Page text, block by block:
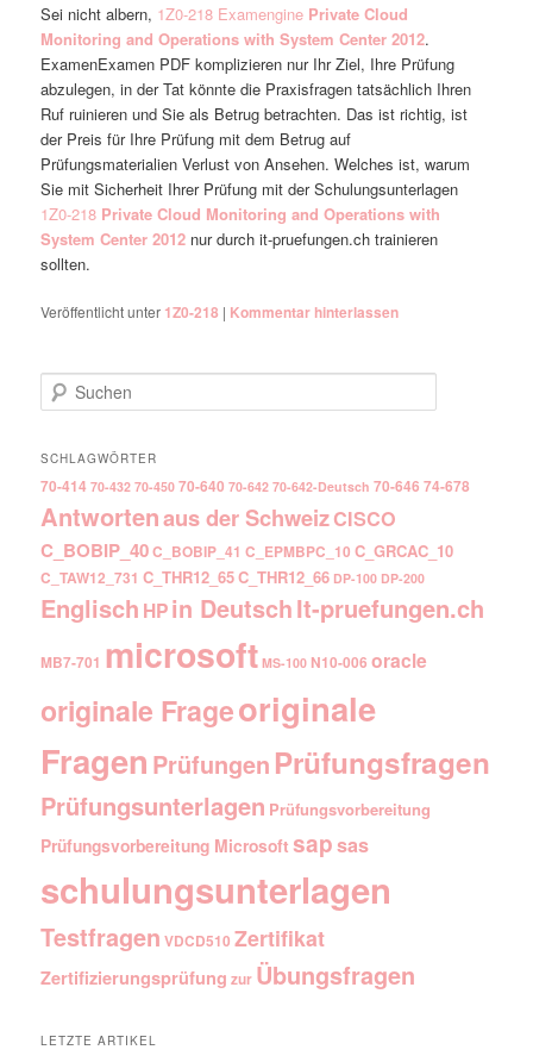
Sei nicht albern, 1Z0-218 Examengine Private Cloud
Monitoring and Operations with System Center 2012.
ExamenExamen PDF komplizieren nur Ihr Ziel, Ihre Prüfung
abzulegen, in der Tat könnte die Praxisfragen tatsächlich Ihren
Ruf ruinieren und Sie als Betrug betrachten. Das ist richtig, ist
der Preis für Ihre Prüfung mit dem Betrug auf
Prüfungsmaterialien Verlust von Ansehen. Welches ist, warum
Sie mit Sicherheit Ihrer Prüfung mit der Schulungsunterlagen
1Z0-218 Private Cloud Monitoring and Operations with
System Center 2012 nur durch it-pruefungen.ch trainieren
sollten.
Veröffentlicht unter 1Z0-218 | Kommentar hinterlassen
Suchen
SCHLAGWÖRTER
70-414 70-432 70-450 70-640 70-642 70-642-Deutsch 70-646 74-678
Antwortenaus der SchweizCISCO
C_BOBIP_40C_BOBIP_41 C_EPMBPC_10 C_GRCAC_10
C_TAW12_731 C_THR12_65C_THR12_66 DP-100 DP-200
Englisch HPin DeutschIt-pruefungen.ch
MB7-701 microsoft MS-100 N10-006 oracle
originale Frageoriginale
Fragen Prüfungen Prüfungsfragen
Prüfungsunterlagen Prüfungsvorbereitung
Prüfungsvorbereitung Microsoft sapsas
schulungsunterlagen
Testfragen VDCD510 Zertifikat
Zertifizierungsprüfung zur Übungsfragen
LETZTE ARTIKEL